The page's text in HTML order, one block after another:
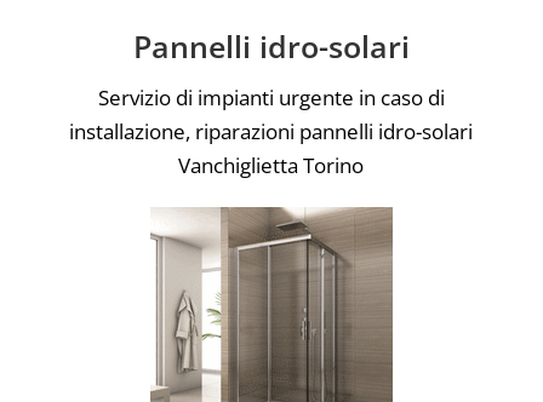
Pannelli idro-solari
Servizio di impianti urgente in caso di
installazione, riparazioni pannelli idro-solari
Vanchiglietta Torino